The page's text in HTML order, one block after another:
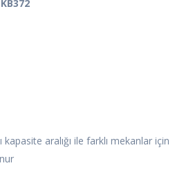
aralığı ile farklı mekanlar için